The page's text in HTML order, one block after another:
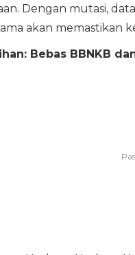
Dengan mutasi,
akan memastikan
Bebas BBNKB